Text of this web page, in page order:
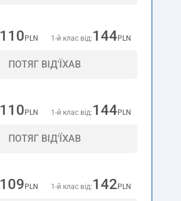
110 PLN 1-й клас від: 144 PLN
ПОТЯГ ВІД'ЇХАВ
110 PLN 1-й клас від: 144 PLN
ПОТЯГ ВІД'ЇХАВ
109 PLN 1-й клас від: 142 PLN